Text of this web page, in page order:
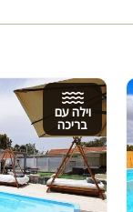
וילה עם
בריכה